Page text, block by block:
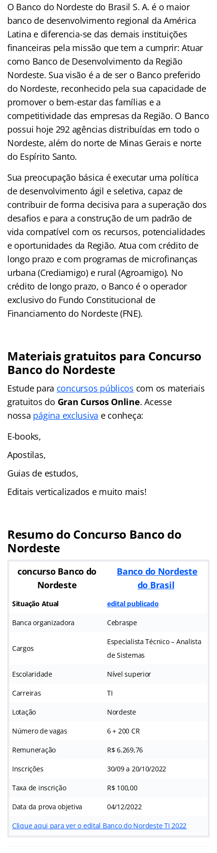
O Banco do Nordeste do Brasil S. A. é o maior
banco de desenvolvimento regional da América
Latina e diferencia-se das demais instituições
financeiras pela missão que tem a cumprir: Atuar
como Banco de Desenvolvimento da Região
Nordeste. Sua visão é a de ser o Banco preferido
do Nordeste, reconhecido pela sua capacidade de
promover o bem-estar das famílias e a
competitividade das empresas da Região. O Banco
possui hoje 292 agências distribuídas em todo o
Nordeste, além do norte de Minas Gerais e norte
do Espírito Santo.
Sua preocupação básica é executar uma política
de desenvolvimento ágil e seletiva, capaz de
contribuir de forma decisiva para a superação dos
desafios e para a construção de um padrão de
vida compatível com os recursos, potencialidades
e oportunidades da Região. Atua com crédito de
longo prazo e com programas de microfinanças
urbana (Crediamigo) e rural (Agroamigo). No
crédito de longo prazo, o Banco é o operador
exclusivo do Fundo Constitucional de
Financiamento do Nordeste (FNE).
Materiais gratuitos para Concurso
Banco do Nordeste
Estude para concursos públicos com os materiais
gratuitos do Gran Cursos Online. Acesse
nossa página exclusiva e conheça:
E-books,
Apostilas,
Guias de estudos,
Editais verticalizados e muito mais!
Resumo do Concurso Banco do
Nordeste
concurso Banco do
Nordeste
Banco do Nordeste
do Brasil
Situação Atual edital publicado
Banca organizadora Cebraspe
Cargos
Especialista Técnico – Analista
de Sistemas
Escolaridade Nível superior
Carreiras TI
Lotação Nordeste
Número de vagas 6 + 200 CR
Remuneração R$ 6.269,76
Inscrições 30/09 a 20/10/2022
Taxa de inscrição R$ 100,00
Data da prova objetiva 04/12/2022
Clique aqui para ver o edital Banco do Nordeste TI 2022